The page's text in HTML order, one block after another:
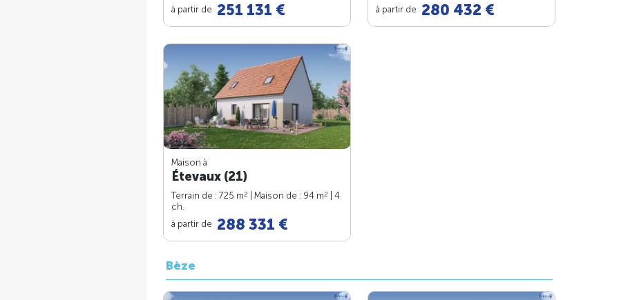
à partir de 251 131 €
à partir de 280 432 €
Maison à
Étevaux (21)
Terrain de : 725 m2 | Maison de : 94 m2
| 4
ch.
à partir de 288 331 €
Bèze